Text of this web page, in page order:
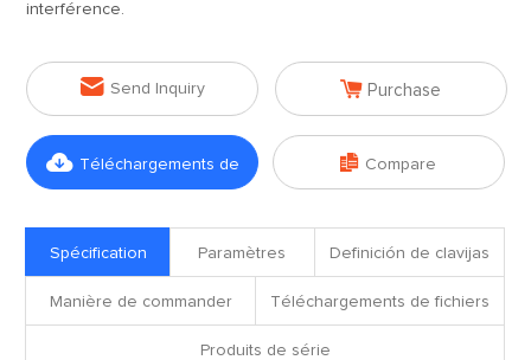
interférence.
 Send Inquiry  Purchase
 Téléchargements de  Compare
Spécification Paramètres Definición de clavijas
Manière de commander Téléchargements de fichiers
Produits de série